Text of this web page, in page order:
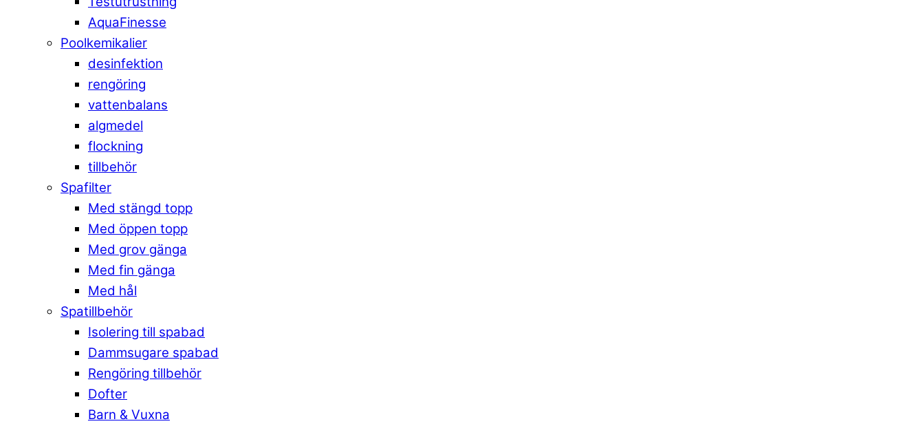
AquaFinesse
Poolkemikalier
desinfektion
rengöring
vattenbalans
algmedel
flockning
tillbehör
Spafilter
Med stängd topp
Med öppen topp
Med grov gänga
Med fin gänga
Med hål
Spatillbehör
Isolering till spabad
Dammsugare spabad
Rengöring tillbehör
Dofter
Barn & Vuxna